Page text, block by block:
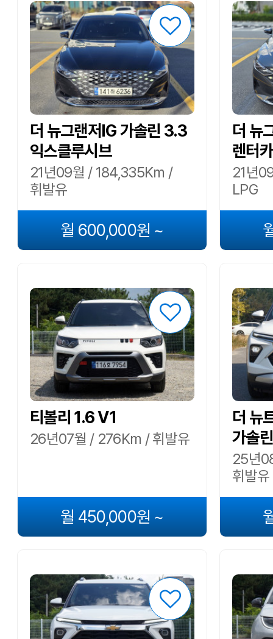
더 뉴그랜저IG 가솔린 3.3
익스클루시브
21년09월 / 184,335Km /
휘발유
월 600,000원 ~
더 뉴
렌터
21년
LPG
티볼리 1.6 V1
26년07월 / 276Km / 휘발유
월 450,000원 ~
더 뉴
가솔
25년
휘발유